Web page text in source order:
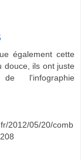
également cette
douce, ils ont juste
l'infographie
2012/05/20/comb